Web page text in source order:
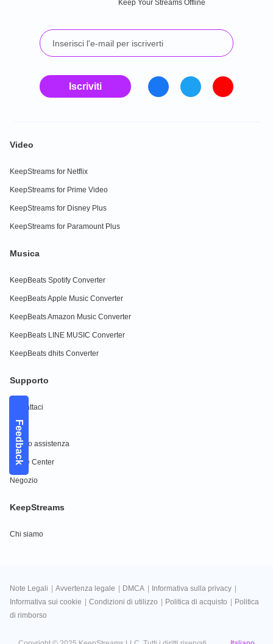
Feedback
Keep Your Streams Offline
Iscriviti
Video
KeepStreams for Netflix
KeepStreams for Prime Video
KeepStreams for Disney Plus
KeepStreams for Paramount Plus
Musica
KeepBeats Spotify Converter
KeepBeats Apple Music Converter
KeepBeats Amazon Music Converter
KeepBeats LINE MUSIC Converter
KeepBeats dhits Converter
Supporto
Contattaci
FAQs
Centro assistenza
Guide Center
Negozio
KeepStreams
Chi siamo
Note Legali Avvertenza legale DMCA Informativa sulla privacy
Informativa sui cookie
Condizioni di utilizzo Politica di acquisto
Politica
di rimborso